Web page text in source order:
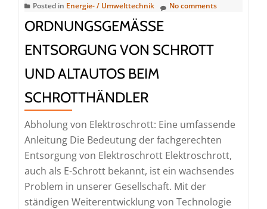
Posted in Energie- / Umwelttechnik No comments
ORDNUNGSGEMÄSSE E
NTSORGUNG VON SCHROTT U
ND ALTAUTOS BEIM S
CHROTTHÄNDLER
Abholung von Elektroschrott: Eine umfassende
Anleitung Die Bedeutung der fachgerechten
Entsorgung von Elektroschrott Elektroschrott,
auch als E-Schrott bekannt, ist ein wachsendes
Problem in unserer Gesellschaft. Mit der
ständigen Weiterentwicklung von Technologie